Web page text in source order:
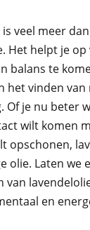
veel meer
Het helpt je
balans te
het vinden van
Of je nu beter
wilt komen
opschonen,
olie. Laten we
van
en